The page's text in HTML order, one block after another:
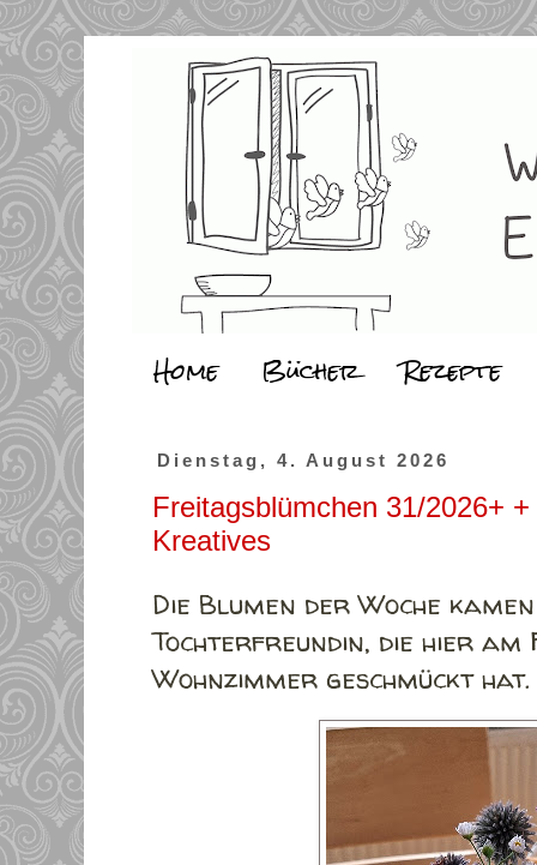
Home Bücher Rezepte
Dienstag, 4. August 2026
Freitagsblümchen 31/2026+
Kreatives
Die Blumen der Woche
Tochterfreundin, die hier am
Wohnzimmer geschmückt